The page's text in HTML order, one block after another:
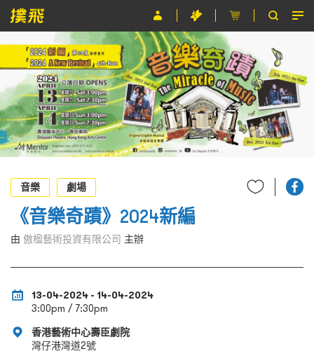
節目
主辦單位
關於撲飛
條款及細則
EN
音樂
劇場
《音樂奇蹟》2024新編
由 傲楹藝術投資有限公司 主辦
13-04-2024 - 14-04-2024
3:00pm / 7:30pm
香港藝術中心壽臣劇院
灣仔港灣道2號